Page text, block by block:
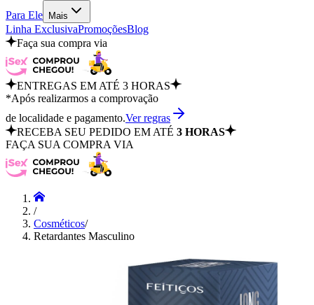
Para Ele
Mais
Linha ExclusivaPromoçõesBlog
Faça sua compra via
ENTREGAS EM ATÉ 3 HORAS
*Após realizarmos a comprovação
de localidade e pagamento.Ver regras
RECEBA SEU PEDIDO EM ATÉ 3 HORAS
FAÇA SUA COMPRA VIA
/
Cosméticos/
Retardantes Masculino